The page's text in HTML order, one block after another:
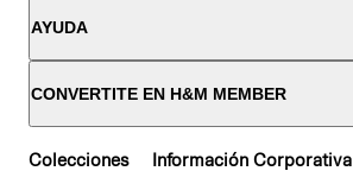
AYUDA
CONVERTITE EN H&M MEMBER
Colecciones Información Corporativa